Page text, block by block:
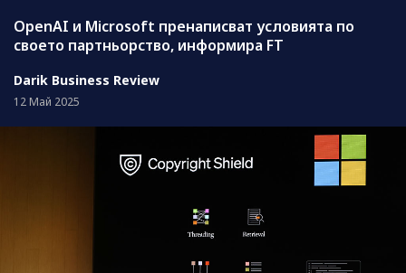
OpenAI и Microsoft пренаписват условията по
своето партньорство, информира FT
Darik Business Review
12 Май 2025